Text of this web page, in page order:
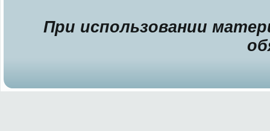
При использовании